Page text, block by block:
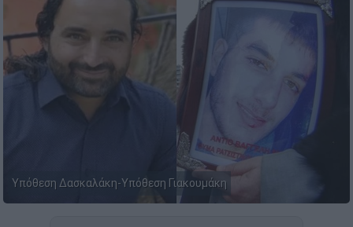
Υπόθεση Δασκαλάκη-Υπόθεση Γιακουμάκη